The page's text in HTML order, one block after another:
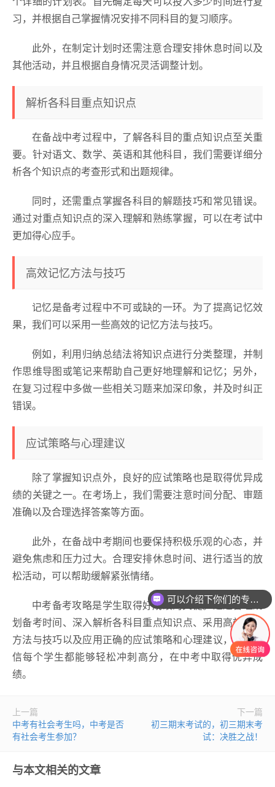
习，并根据自己掌握情况安排不同科目的复习顺序。
此外，在制定计划时还需注意合理安排休息时间以及
其他活动，并且根据自身情况灵活调整计划。
解析各科目重点知识点
在备战中考过程中，了解各科目的重点知识点至关重
要。针对语文、数学、英语和其他科目，我们需要详细分
析各个知识点的考查形式和出题规律。
同时，还需重点掌握各科目的解题技巧和常见错误。
通过对重点知识点的深入理解和熟练掌握，可以在考试中
更加得心应手。
高效记忆方法与技巧
记忆是备考过程中不可或缺的一环。为了提高记忆效
果，我们可以采用一些高效的记忆方法与技巧。
例如，利用归纳总结法将知识点进行分类整理，并制
作思维导图或笔记来帮助自己更好地理解和记忆；另外，
在复习过程中多做一些相关习题来加深印象，并及时纠正
错误。
应试策略与心理建议
除了掌握知识点外，良好的应试策略也是取得优异成
绩的关键之一。在考场上，我们需要注意时间分配、审题
准确以及合理选择答案等方面。
此外，在备战中考期间也要保持积极乐观的心态，并
避免焦虑和压力过大。合理安排休息时间、进行适当的放
松活动，可以帮助缓解紧张情绪。
中考备考攻略是学生取得好成绩的关键。通过合理规
划备考时间、深入解析各科目重点知识点、采用高效记忆
方法与技巧以及应用正确的应试策略和心理建议，我们相
信每个学生都能够轻松冲刺高分，在中考中取得优异成
绩。
上一篇
中考有社会考生吗，中考是否
有社会考生参加？
下一篇
初三期末考试的，初三期末考
试：决胜之战！
与本文相关的文章
可以介绍下你们的专业吗？